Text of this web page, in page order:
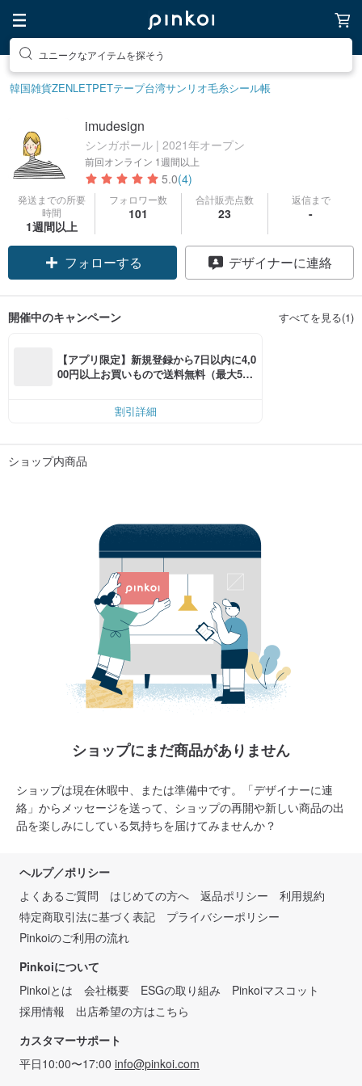
ユニークなアイテムを探そう
韓国雑貨ZENLETPETテープ台湾サンリオ毛糸シール帳
imudesign
シンガポール | 2021年オープン
前回オンライン 1週間以上
5.0(4)
発送までの所要
時間
1週間以上
フォロワー数
101
合計販売点数
23
返信まで
-
フォローする デザイナーに連絡
開催中のキャンペーン すべてを見る(1)
【アプリ限定】新規登録から7日以内に4,0
00円以上お買いもので送料無料（最大500
割引詳細
ショップ内商品
ショップにまだ商品がありません
ショップは現在休暇中、または準備中です。「デザイナーに連
絡」からメッセージを送って、ショップの再開や新しい商品の出
品を楽しみにしている気持ちを届けてみませんか？
ヘルプ／ポリシー
よくあるご質問
はじめての方へ 返品ポリシー
利用規約
特定商取引法に基づく表記
プライバシーポリシー
Pinkoiのご利用の流れ
Pinkoiについて
Pinkoiとは
会社概要 ESGの取り組み
Pinkoiマスコット
採用情報
出店希望の方はこちら
カスタマーサポート
平日10:00〜17:00 info@pinkoi.com